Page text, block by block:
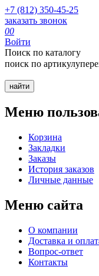
+7 (812) 350-45-25
заказать звонок
00
Войти
Поиск по каталогу
поиск по артикулу
Меню
Корзина
Закладки
Заказы
История заказов
Личные данные
Меню сайта
О компании
Доставка и
Вопрос-ответ
Контакты